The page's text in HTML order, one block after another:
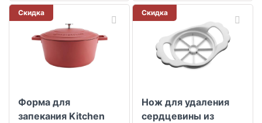
Скидка
Форма для
запекания Kitchen
Скидка
Нож для удаления
сердцевины из